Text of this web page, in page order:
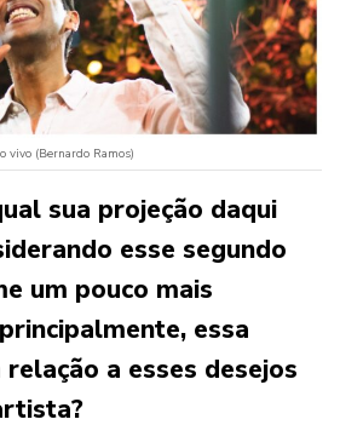
vivo (Bernardo Ramos)
sua projeção daqui
esse segundo
um pouco mais
essa
a esses desejos